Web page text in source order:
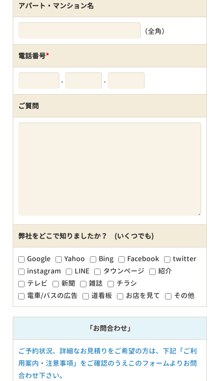
アパート・マンション名
（全角）
電話番号*
- -
ご質問
弊社をどこで知りましたか？ (いくつでも)
Google Yahoo Bing Facebook
twitter
instagram
LINE タウンページ
紹介
テレビ
新聞 雑誌
チラシ
電車/バスの広告
道看板 お店を見て その他
「お問合わせ」
ご予約状況、詳細なお見積りをご希望の方は、下記「ご利
用案内・注意事項」をご確認のうえこのフォームよりお問
合わせ下さい。